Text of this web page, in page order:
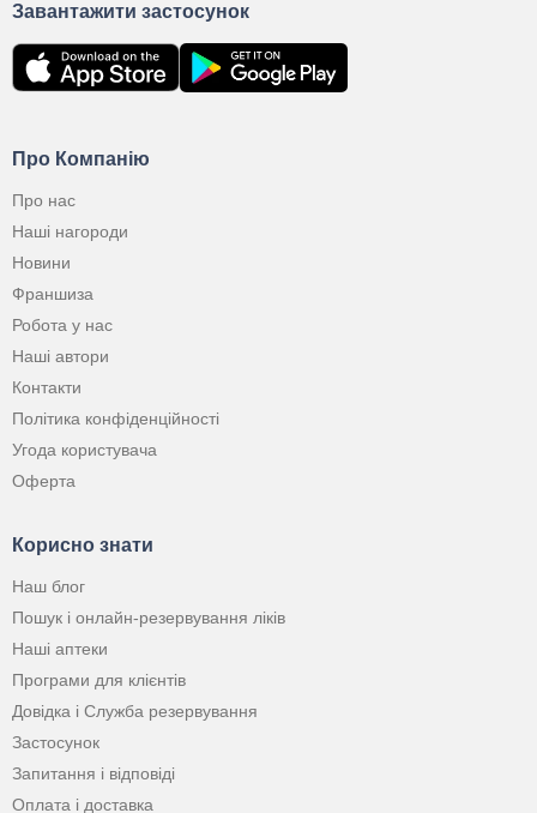
Про Компанію
Про нас
Наші нагороди
Новини
Франшиза
Робота у нас
Наші автори
Контакти
Політика конфіденційності
Угода користувача
Оферта
Корисно знати
Наш блог
Пошук і онлайн-резервування ліків
Наші аптеки
Програми для клієнтів
Довідка і Служба резервування
Застосунок
Запитання і відповіді
Оплата і доставка
Завантажити застосунок